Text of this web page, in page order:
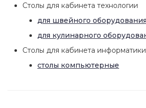
Столы для кабинета технологии
для швейного оборудования
для кулинарного
Столы для кабинета информатики
столы компьютерные